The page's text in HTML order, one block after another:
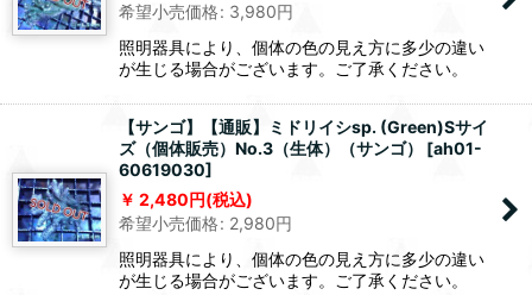
希望小売価格: 3,980円
照明器具により、個体の色の見え方に多少の違い
が生じる場合がございます。ご了承ください。
【サンゴ】【通販】ミドリイシsp. (Green)Sサイ
ズ（個体販売）No.3（生体）（サンゴ）
[ah01-
60619030]
2,480円(税込)
希望小売価格: 2,980円
照明器具により、個体の色の見え方に多少の違い
が生じる場合がございます。ご了承ください。